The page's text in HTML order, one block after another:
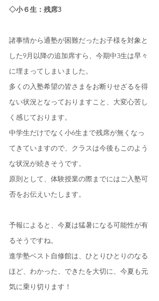
◇小６生：残席3
諸事情から通塾が困難だったお子様を対象と
した9月以降の追加席すら、今期中3生は早々
に埋まってしまいました。
多くの入塾希望の皆さまをお断りせざるを得
ない状況となっておりますこと、大変心苦し
く感じております。
中学生だけでなく小6生まで残席が無くなっ
てきていますので、クラスは今後もこのよう
な状況が続きそうです。
原則として、体験授業の際までにはご入塾可
否をお伝えいたします。
予報によると、今夏は猛暑になる可能性が有
るそうですね。
進学塾ベスト自修館は、ひとりひとりのなる
ほど、わかった、できたを大切に、今夏も元
気に乗り切ります！